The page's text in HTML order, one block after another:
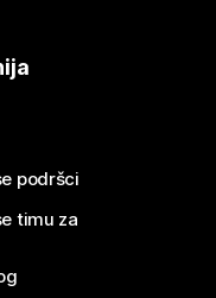
podršci
timu za